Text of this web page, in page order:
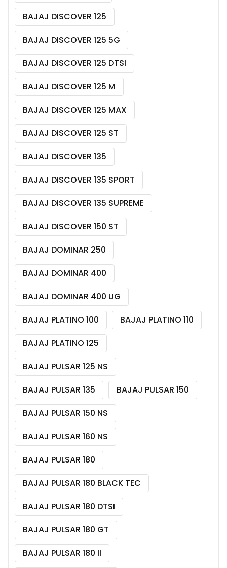
BAJAJ DISCOVER 125
BAJAJ DISCOVER 125 5G
BAJAJ DISCOVER 125 DTSI
BAJAJ DISCOVER 125 M
BAJAJ DISCOVER 125 MAX
BAJAJ DISCOVER 125 ST
BAJAJ DISCOVER 135
BAJAJ DISCOVER 135 SPORT
BAJAJ DISCOVER 135 SUPREME
BAJAJ DISCOVER 150 ST
BAJAJ DOMINAR 250
BAJAJ DOMINAR 400
BAJAJ DOMINAR 400 UG
BAJAJ PLATINO 100
BAJAJ PLATINO 110
BAJAJ PLATINO 125
BAJAJ PULSAR 125 NS
BAJAJ PULSAR 135
BAJAJ PULSAR 150
BAJAJ PULSAR 150 NS
BAJAJ PULSAR 160 NS
BAJAJ PULSAR 180
BAJAJ PULSAR 180 BLACK TEC
BAJAJ PULSAR 180 DTSI
BAJAJ PULSAR 180 GT
BAJAJ PULSAR 180 II